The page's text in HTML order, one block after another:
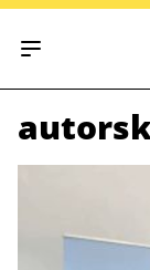
Open main